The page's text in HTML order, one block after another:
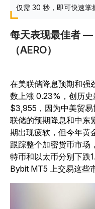
仅需 30 秒，即可快速掌
每天表现最佳者
（AERO）
在美联储降息预期和强
数上涨 0.23%，创历
$3,955，因为中美贸
联储的预期降息和中东
期出现疲软，但今年黄
跟踪整个加密货币市场
特币和以太币分别下跌
Bybit MT5 上交易这些